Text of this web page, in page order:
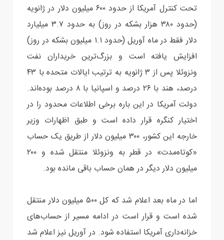
تحت کنترل آمریکا از حدود ۶۰۰ میلیون دلار در ژانویه
(حدود ۳۸۰ هزار بشکه در روز) به حدود ۳.۷ میلیارد
دلار فقط در ماه آوریل (حدود ۱.۱ میلیون بشکه در روز)
افزایش یافته است و بزرگ‌ترین خریداران نفت
ونزوئلا پس از ۳ ژانویه به ترتیب ایالات متحده با ۴۳
درصد، هند با ۲۶ درصد و اسپانیا با ۸ درصد بوده‌اند.
دولت آمریکا در این باره برخی اطلاعات محدود را در
اختیار کنگره قرار داده است و طبق اظهارات وزیر
خارجه این کشور، ۳۰۰ میلیون دلار از طریق یک حساب
«کوتاه‌مدت» در قطر به ونزوئلا منتقل شده و ۲۰۰
میلیون دلار دیگر در همان حساب باقی مانده بود.
اما در ماه بعد اعلام شد که کل ۵۰۰ میلیون دلار منتقل
شده است و قرار است در ادامه مسیر از حساب‌های
خزانه‌داری آمریکا استفاده شود. در آوریل نیز اعلام شد